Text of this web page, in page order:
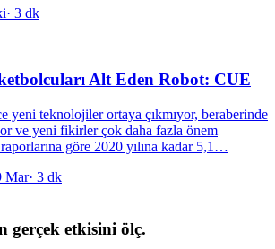
· 3 dk
Alt Eden Robot: CUE
yeni teknolojiler ortaya çıkmıyor, beraberinde
ve yeni fikirler çok daha fazla önem
göre 2020 yılına kadar 5,1…
Mar· 3 dk
gerçek etkisini ölç.